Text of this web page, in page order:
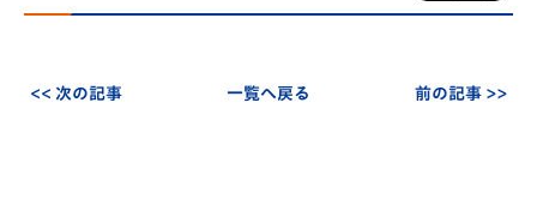
<< 次の記事 一覧へ戻る 前の記事 >>